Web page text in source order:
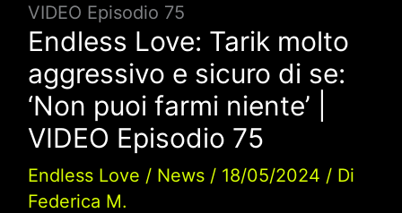
VIDEO Episodio 75
Endless Love: Tarik molto
aggressivo e sicuro di se:
‘Non puoi farmi niente’ |
VIDEO Episodio 75
Endless Love / News/ 18/05/2024 / Di
Federica M.